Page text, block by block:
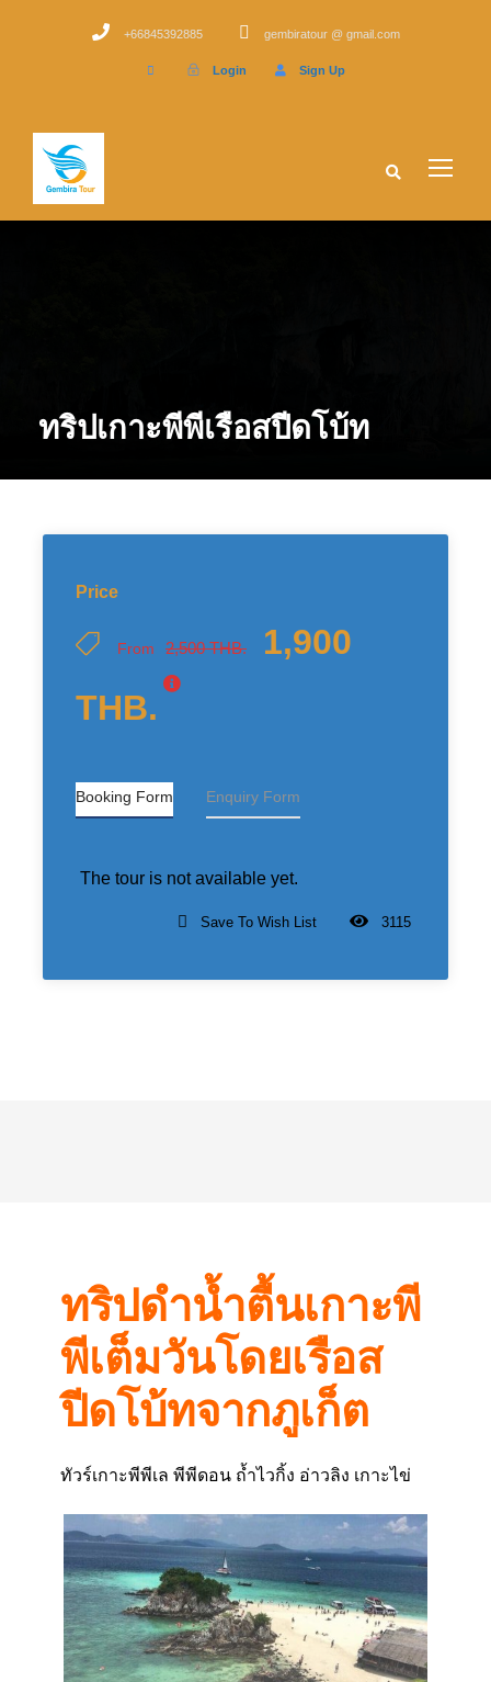
+66845392885 gembiratour @ gmail.com
Login Sign Up
ทริปเกาะพีพีเรือสปีดโบ้ท
Price
From 2,500 THB.
1,900
THB.
Booking Form Enquiry Form
The tour is not available yet.
Save To Wish List 3115
ทริปดำน้ำตื้นเกาะพี
พีเต็มวันโดยเรือส
ปีดโบ้ทจากภูเก็ต
ทัวร์เกาะพีพีเล พีพีดอน ถ้ำไวกิ้ง อ่าวลิง เกาะไข่